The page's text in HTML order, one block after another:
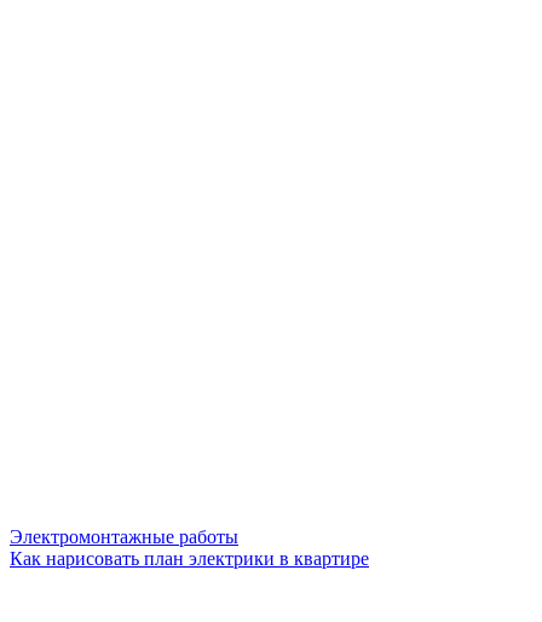
Электромонтажные работы
Как нарисовать план электрики в квартире